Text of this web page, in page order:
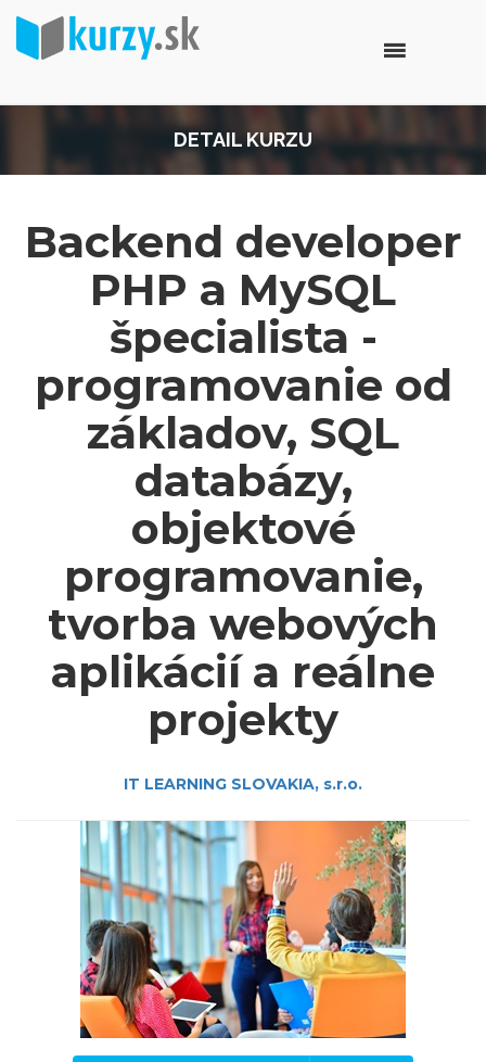
DETAIL KURZU
Backend developer
PHP a MySQL
špecialista -
programovanie od
základov, SQL
databázy,
objektové
programovanie,
tvorba webových
aplikácií a reálne
projekty
IT LEARNING SLOVAKIA, s.r.o.